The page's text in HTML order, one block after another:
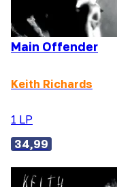
Main Offender
Keith Richards
1 LP
34,99